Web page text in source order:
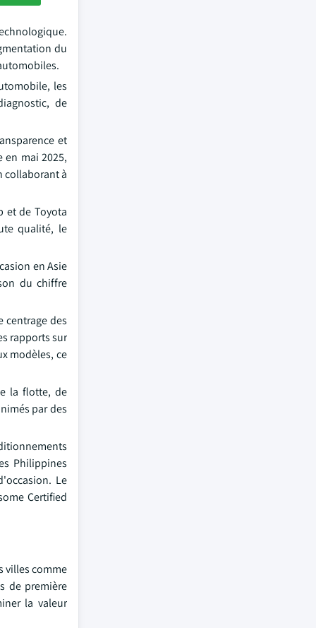
du
les
de
et
mai 2025,
collaborant à
et de Toyota
qualité, le
en Asie
du chiffre
centrage des
rapports sur
modèles, ce
la flotte, de
par des
Philippines
Le
Certified
villes comme
de première
la valeur